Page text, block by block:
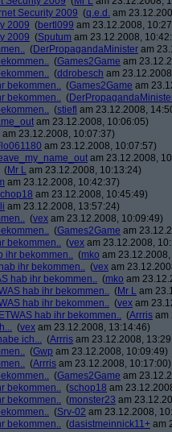
Security 2009 (q.e.d. am
2009 (bertl099 am 23.12.2008,
2009 (Sputum am 23.12.2008,
(DerPropagandaMinister am
(Games2Game am
(ddrobesch am
bekommen.. (Games2Game am
bekommen.. (
(stiefl am 23.12.2008,
am 23.12.2008, 10:06:05)
am 23.12.2008, 10:07:37)
am 23.12.2008, 10:07:57)
am 23.12.2008,
(Mr L am 23.12.2008, 10:13:24)
am 23.12.2008, 10:42:37)
am 23.12.2008, 10:45:49)
am 23.12.2008, 13:57:24)
(vex am 23.12.2008, 10:09:49)
(Games2Game am
bekommen.. (vex am 23.12.2008,
ihr bekommen.. (mko am
ihr bekommen.. (vex am
hab ihr bekommen.. (mko am
hab ihr bekommen.. (Mr L am
hab ihr bekommen.. (vex am
hab ihr bekommen.. (Arrris am
(vex am 23.12.2008, 13:14:46)
ich... (Arrris am 23.12.2008,
(Gwp am 23.12.2008, 10:09:49)
(Arrris am 23.12.2008, 10:17:00)
(Games2Game am
bekommen.. (schop18 am
bekommen.. (monster23 am
(Srv-02 am 23.12.2008,
bekommen.. (dasistmeinnick11+ am